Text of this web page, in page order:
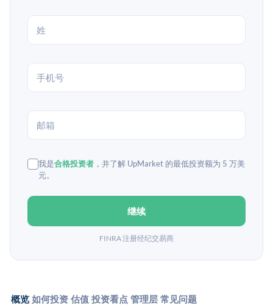
我是合格投资者 ，并了解 UpMarket 的最低投资额为 5 万美
元。
继续
FINRA 注册经纪交易商
概览 如何投资 估值 投资看点 管理层 常见问题